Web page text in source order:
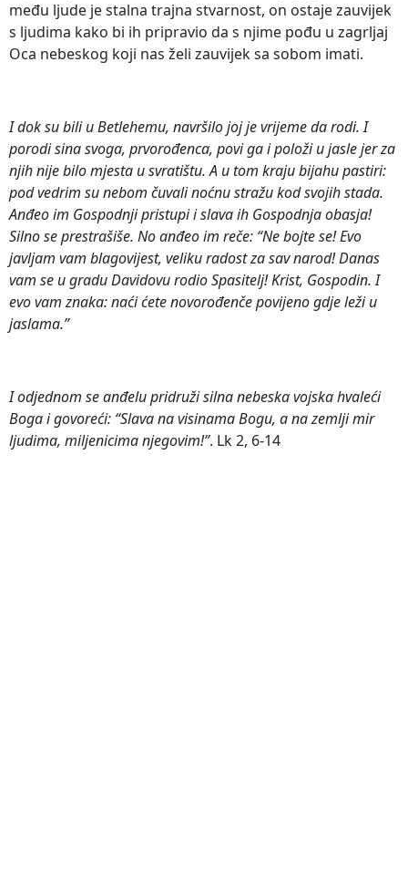
među ljude je stalna trajna stvarnost, on ostaje zauvijek
s ljudima kako bi ih pripravio da s njime pođu u zagrljaj
Oca nebeskog koji nas želi zauvijek sa sobom imati.
I dok su bili u Betlehemu, navršilo joj je vrijeme da rodi. I
porodi sina svoga, prvorođenca, povi ga i položi u jasle jer za
njih nije bilo mjesta u svratištu. A u tom kraju bijahu pastiri:
pod vedrim su nebom čuvali noćnu stražu kod svojih stada.
Anđeo im Gospodnji pristupi i slava ih Gospodnja obasja!
Silno se prestrašiše. No anđeo im reče: “Ne bojte se! Evo
javljam vam blagovijest, veliku radost za sav narod! Danas
vam se u gradu Davidovu rodio Spasitelj! Krist, Gospodin. I
evo vam znaka: naći ćete novorođenče povijeno gdje leži u
jaslama.”
I odjednom se anđelu pridruži silna nebeska vojska hvaleći
Boga i govoreći: “Slava na visinama Bogu, a na zemlji mir
ljudima, miljenicima njegovim!”. Lk 2, 6-14